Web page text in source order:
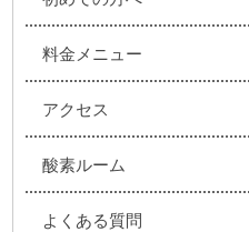
料金メニュー
アクセス
酸素ルーム
よくある質問